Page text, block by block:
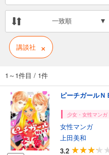
一致順
講談社 ×
1～1件目 / 1件
ピーチガールＮ
少女・女性マンガ
女性マンガ
上田美和
3.2